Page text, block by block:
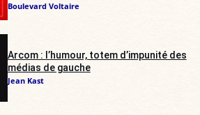
Boulevard Voltaire
Arcom : l’humour, totem d’impunité des
médias de gauche
Jean Kast